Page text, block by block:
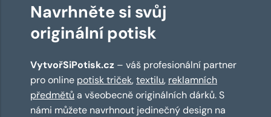
Navrhněte si svůj
originální potisk
VytvořSiPotisk.cz – váš profesionální partner
pro online potisk triček,textilu, reklamních
předmětů a všeobecně originálních dárků. S
námi můžete navrhnout jedinečný design na